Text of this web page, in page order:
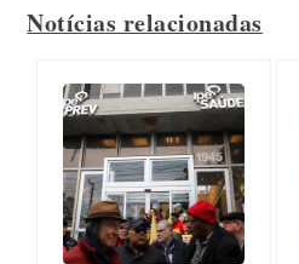
Notícias relacionadas